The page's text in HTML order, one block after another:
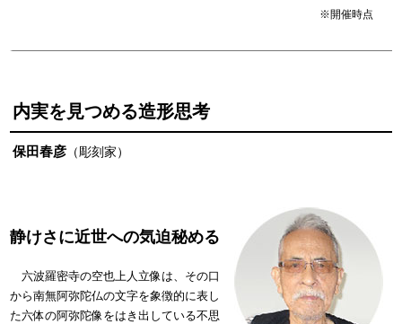
※開催時点
内実を見つめる造形思考
保田春彦 （彫刻家）
静けさに近世への気迫秘める
六波羅密寺の空也上人立像は、その口
から南無阿弥陀仏の文字を象徴的に表し
た六体の阿弥陀像をはき出している不思